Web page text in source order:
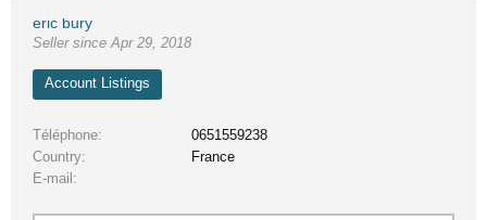
eric bury
Seller since Apr 29, 2018
Account Listings
Téléphone
0651559238
Country
France
E-mail